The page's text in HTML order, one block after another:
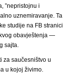
”nepristojnu i
uznemiravanje. Ta
studije na FB stranici
obavještenja —
sajta.
za saučesništvo u
u kojoj živimo.